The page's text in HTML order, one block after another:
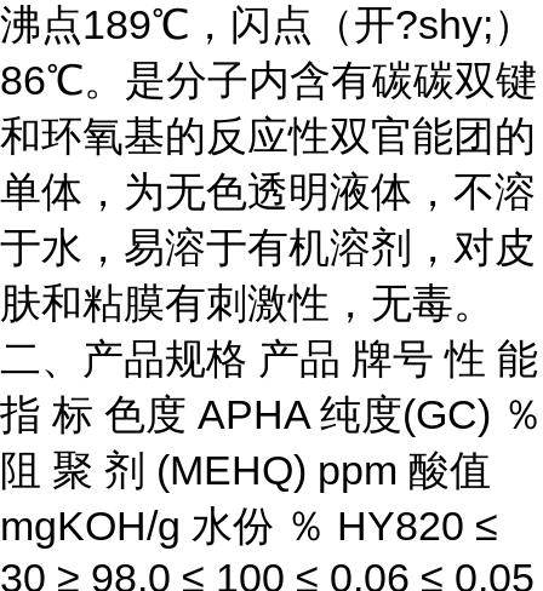
沸点189℃，闪点（开?shy;）
86℃。是分子内含有碳碳双键
和环氧基的反应性双官能团的
单体，为无色透明液体，不溶
于水，易溶于有机溶剂，对皮
肤和粘膜有刺激性，无毒。
二、产品规格 产品 牌号 性 能
指 标 色度 APHA 纯度(GC) ％
阻 聚 剂 (MEHQ) ppm 酸值
mgKOH/g 水份 ％ HY820 ≤
30 ≥ 98.0 ≤ 100 ≤ 0.06 ≤ 0.05